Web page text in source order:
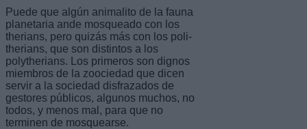
Puede que algún animalito de la fauna
planetaria ande mosqueado con los
therians, pero quizás más con los poli-
therians, que son distintos a los
polytherians. Los primeros son dignos
miembros de la zoociedad que dicen
servir a la sociedad disfrazados de
gestores públicos, algunos muchos, no
todos, y menos mal, para que no
terminen de mosquearse.